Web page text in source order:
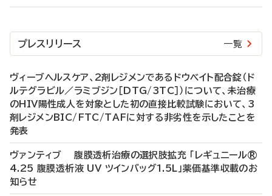
プレスリリース 一覧
ヴィーブヘルスケア、2剤レジメンであるドウベイト配合錠（ド
ルテグラビル／ラミブジン［DTG/3TC］）について、未治療
のHIV陽性成人を対象とした初の直接比較試験において、3
剤レジメンBIC/FTC/TAFに対する非劣性を示したことを
発表
ヴァンティブ 腹膜透析治療の選択肢拡充 「レギュニール®
4.25 腹膜透析液 UV ツインバッグ1.5L」薬価基準収載のお
知らせ